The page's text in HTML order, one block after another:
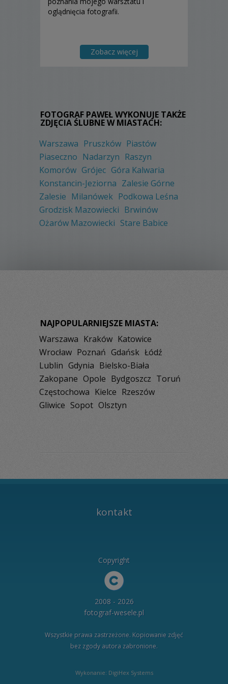
oglądnięcia fotografii.
Zobacz więcej
FOTOGRAF PAWEŁ WYKONUJE TAKŻE
ZDJĘCIA ŚLUBNE W MIASTACH:
Warszawa Pruszków Piastów
Piaseczno Nadarzyn Raszyn
Komorów Grójec Góra Kalwaria
Konstancin-Jeziorna Zalesie Górne
Zalesie Milanówek Podkowa Leśna
Grodzisk Mazowiecki Brwinów
Ożarów Mazowiecki Stare Babice
NAJPOPULARNIEJSZE MIASTA:
Warszawa Kraków Katowice
Wrocław Poznań Gdańsk Łódź
Lublin Gdynia Bielsko-Biała
Zakopane Opole Bydgoszcz Toruń
Częstochowa Kielce Rzeszów
Gliwice Sopot Olsztyn
kontakt
Copyright
2008 - 2026
fotograf-wesele.pl
Wszystkie prawa zastrzeżone. Kopiowanie zdjęć
bez zgody autora zabronione.
Wykonanie: DigiHex Systems